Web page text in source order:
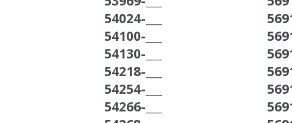
54024-___
54100-___
54130-___
54218-___
54254-___
54266-___